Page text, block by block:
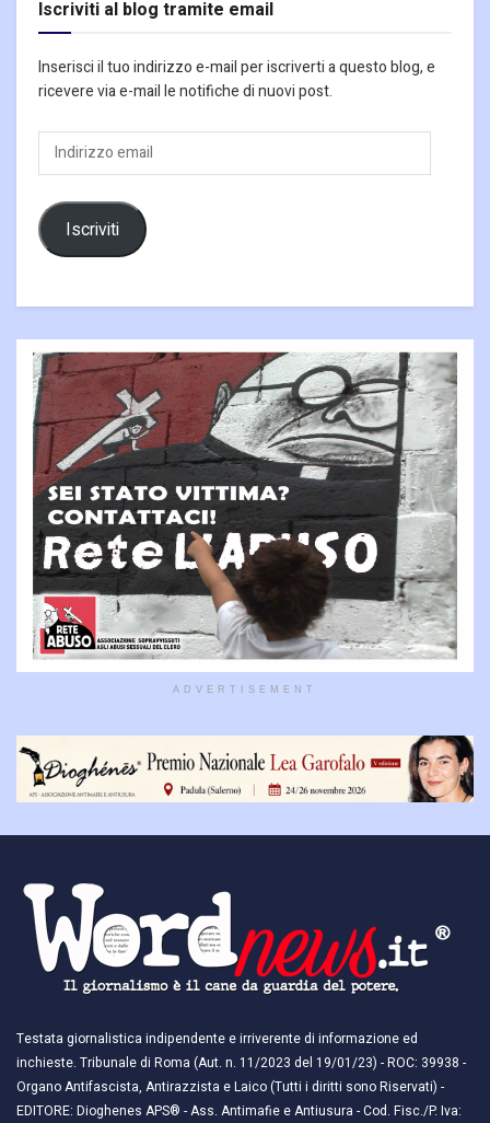
Iscriviti al blog tramite email
Inserisci il tuo indirizzo e-mail per iscriverti a questo blog, e
ricevere via e-mail le notifiche di nuovi post.
Indirizzo
email
Iscriviti
ADVERTISEMENT
Testata giornalistica indipendente e irriverente di informazione ed
inchieste. Tribunale di Roma (Aut. n. 11/2023 del 19/01/23) - ROC: 39938 -
Organo Antifascista, Antirazzista e Laico (Tutti i diritti sono Riservati) -
EDITORE: Dioghenes APS® - Ass. Antimafie e Antiusura - Cod. Fisc./P. Iva: